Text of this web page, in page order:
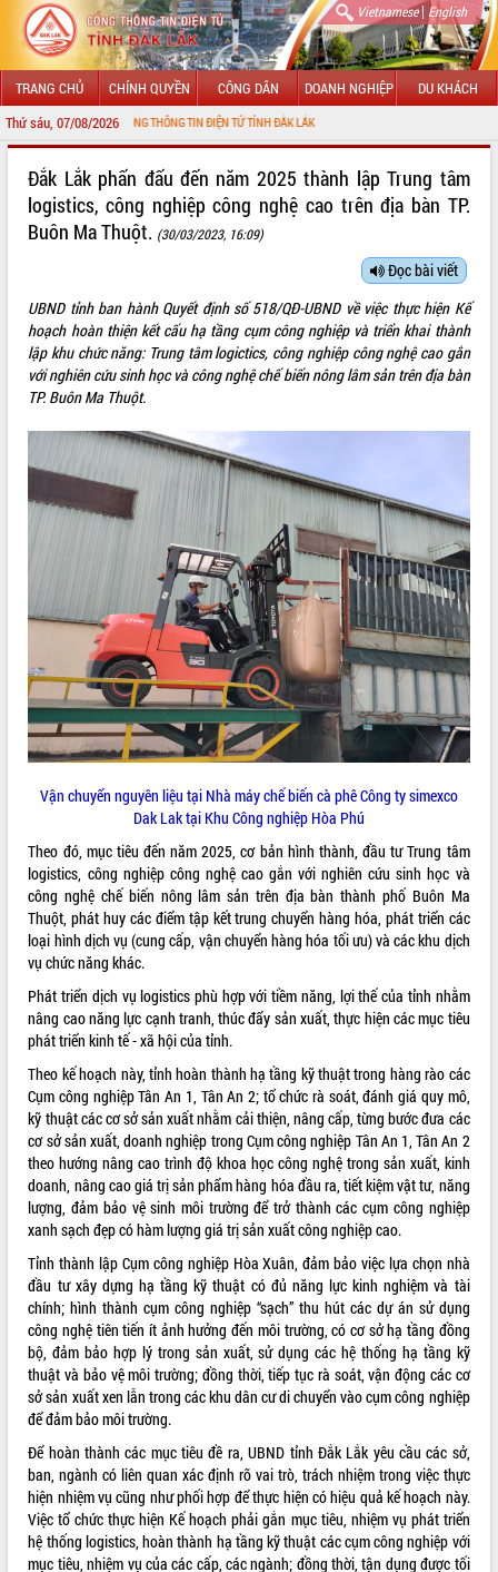
Vietnamese| English
TRANG CHỦ CHÍNH QUYỀN CÔNG DÂN DOANH NGHIỆP DU KHÁCH
Thứ sáu, 07/08/2026
VỚI CỔNG THÔNG TIN ĐIỆN TỬ TỈNH ĐẮK LẮK
GIỚI THIỆU
LÃNH ĐẠO UBND TỈNH
SỞ, BAN, NGÀNH
UBND CÁC XÃ, PHƯỜNG
THÔNG TIN CHỈ ĐẠO ĐIỀU HÀNH
HỆ THỐNG VĂN BẢN
VĂN BẢN HĐND TỈNH
VIDEO
Không có file video nào để phát.
ALBUM ẢNH
LIÊN KẾT WEB
THỐNG KÊ TRUY CẬP
Hôm nay: 10352
Tất cả: 66023092
Đắk Lắk phấn đấu đến năm 2025 thành lập Trung tâm
logistics, công nghiệp công nghệ cao trên địa bàn TP.
Buôn Ma Thuột. (30/03/2023, 16:09)
Đọc bài viết
UBND tỉnh ban hành Quyết định số 518/QĐ-UBND về việc thực hiện Kế
hoạch hoàn thiện kết cấu hạ tầng cụm công nghiệp và triển khai thành
lập khu chức năng: Trung tâm logictics, công nghiệp công nghệ cao gắn
với nghiên cứu sinh học và công nghệ chế biến nông lâm sản trên địa bàn
TP. Buôn Ma Thuột.
Vận chuyển nguyên liệu tại Nhà máy chế biến cà phê Công ty simexco
Dak Lak tại Khu Công nghiệp Hòa Phú
Theo đó, mục tiêu đến năm 2025, cơ bản hình thành, đầu tư Trung tâm
logistics, công nghiệp công nghệ cao gắn với nghiên cứu sinh học và
công nghệ chế biến nông lâm sản trên địa bàn thành phố Buôn Ma
Thuột, phát huy các điểm tập kết trung chuyển hàng hóa, phát triển các
loại hình dịch vụ (cung cấp, vận chuyển hàng hóa tối ưu) và các khu dịch
vụ chức năng khác.
Phát triển dịch vụ logistics phù hợp với tiềm năng, lợi thế của tỉnh nhằm
nâng cao năng lực cạnh tranh, thúc đẩy sản xuất, thực hiện các mục tiêu
phát triển kinh tế - xã hội của tỉnh.
Theo kế hoạch này, tỉnh hoàn thành hạ tầng kỹ thuật trong hàng rào các
Cụm công nghiệp Tân An 1, Tân An 2; tổ chức rà soát, đánh giá quy mô,
kỹ thuật các cơ sở sản xuất nhằm cải thiện, nâng cấp, từng bước đưa các
cơ sở sản xuất, doanh nghiệp trong Cụm công nghiệp Tân An 1, Tân An 2
theo hướng nâng cao trình độ khoa học công nghệ trong sản xuất, kinh
doanh, nâng cao giá trị sản phẩm hàng hóa đầu ra, tiết kiệm vật tư, năng
lượng, đảm bảo vệ sinh môi trường để trở thành các cụm công nghiệp
xanh sạch đẹp có hàm lượng giá trị sản xuất công nghiệp cao.
Tỉnh thành lập Cụm công nghiệp Hòa Xuân, đảm bảo việc lựa chọn nhà
đầu tư xây dựng hạ tầng kỹ thuật có đủ năng lực kinh nghiệm và tài
chính; hình thành cụm công nghiệp “sạch” thu hút các dự án sử dụng
công nghệ tiên tiến ít ảnh hưởng đến môi trường, có cơ sở hạ tầng đồng
bộ, đảm bảo hợp lý trong sản xuất, sử dụng các hệ thống hạ tầng kỹ
thuật và bảo vệ môi trường; đồng thời, tiếp tục rà soát, vận động các cơ
sở sản xuất xen lẫn trong các khu dân cư di chuyển vào cụm công nghiệp
để đảm bảo môi trường.
Để hoàn thành các mục tiêu đề ra, UBND tỉnh Đắk Lắk yêu cầu các sở,
ban, ngành có liên quan xác định rõ vai trò, trách nhiệm trong việc thực
hiện nhiệm vụ cũng như phối hợp để thực hiện có hiệu quả kế hoạch này.
Việc tổ chức thực hiện Kế hoạch phải gắn mục tiêu, nhiệm vụ phát triển
hệ thống logistics, hoàn thành hạ tầng kỹ thuật các cụm công nghiệp với
mục tiêu, nhiệm vụ của các cấp, các ngành; đồng thời, tận dụng được tối